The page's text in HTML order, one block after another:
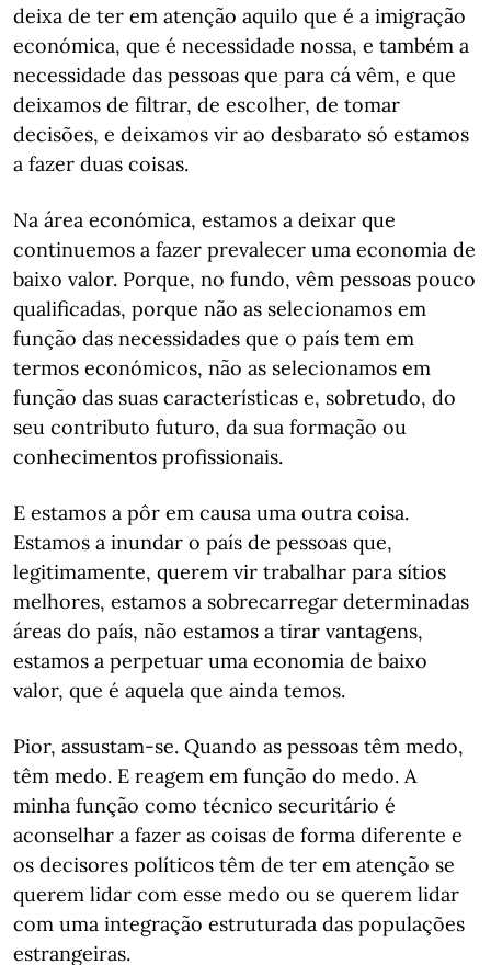
deixa de ter em atenção aquilo que é a imigração
económica, que é necessidade nossa, e também a
necessidade das pessoas que para cá vêm, e que
deixamos de filtrar, de escolher, de tomar
decisões, e deixamos vir ao desbarato só estamos
a fazer duas coisas.
Na área económica, estamos a deixar que
continuemos a fazer prevalecer uma economia de
baixo valor. Porque, no fundo, vêm pessoas pouco
qualificadas, porque não as selecionamos em
função das necessidades que o país tem em
termos económicos, não as selecionamos em
função das suas características e, sobretudo, do
seu contributo futuro, da sua formação ou
conhecimentos profissionais.
E estamos a pôr em causa uma outra coisa.
Estamos a inundar o país de pessoas que,
legitimamente, querem vir trabalhar para sítios
melhores, estamos a sobrecarregar determinadas
áreas do país, não estamos a tirar vantagens,
estamos a perpetuar uma economia de baixo
valor, que é aquela que ainda temos.
Pior, assustam-se. Quando as pessoas têm medo,
têm medo. E reagem em função do medo. A
minha função como técnico securitário é
aconselhar a fazer as coisas de forma diferente e
os decisores políticos têm de ter em atenção se
querem lidar com esse medo ou se querem lidar
com uma integração estruturada das populações
estrangeiras.